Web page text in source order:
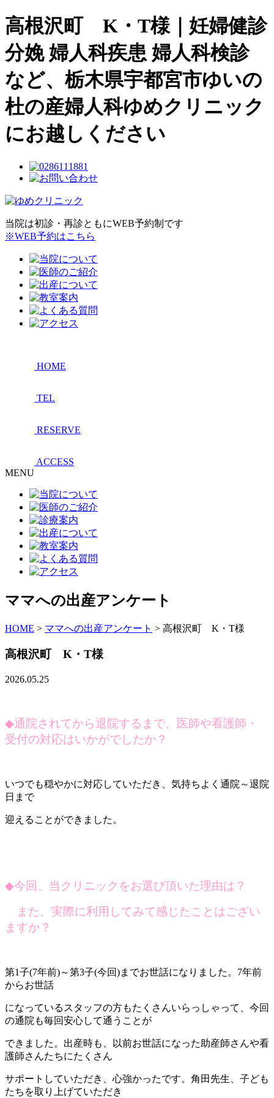
高根沢町 K・T様｜妊婦健診
分娩 婦人科疾患 婦人科検診
など、栃木県宇都宮市ゆいの
杜の産婦人科ゆめクリニック
にお越しください
当院は初診・再診ともにWEB予約制です
※WEB予約はこちら
HOME
TEL
RESERVE
ACCESS
MENU
ママへの出産アンケート
HOME > ママへの出産アンケート > 高根沢町 K・T様
高根沢町 K・T様
2026.05.25
◆通院されてから退院するまで、医師や看護師・
受付の対応はいかがでしたか？
いつでも穏やかに対応していただき、気持ちよく通院～退院
日まで
迎えることができました。
◆今回、当クリニックをお選び頂いた理由は？
また、実際に利用してみて感じたことはござい
ますか？
第1子(7年前)～第3子(今回)までお世話になりました。7年前
からお世話
になっているスタッフの方もたくさんいらっしゃって、今回
の通院も毎回安心して通うことが
できました。出産時も、以前お世話になった助産師さんや看
護師さんたちにたくさん
サポートしていただき、心強かったです。角田先生、子ども
たちを取り上げていただき